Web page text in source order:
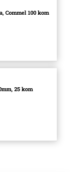
Commel 100 kom
25 kom